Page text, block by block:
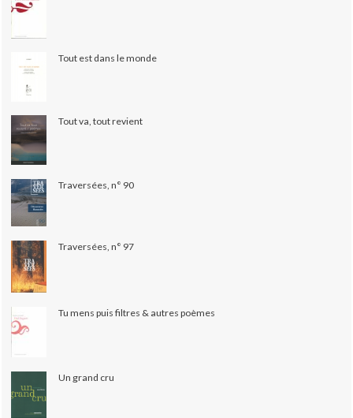
Tout est dans le monde
Tout va, tout revient
Traversées, n° 90
Traversées, n° 97
Tu mens puis filtres & autres poèmes
Un grand cru